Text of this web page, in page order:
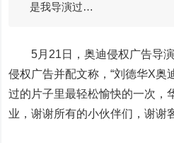
是我导演过…
5月21日，奥迪侵权广告导演
侵权广告并配文称，“刘德华X奥
过的片子里最轻松愉快的一次，
业，谢谢所有的小伙伴们，谢谢